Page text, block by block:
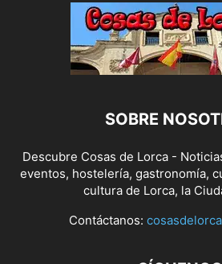
SOBRE
Descubre Cosas de Lorca -
eventos, hostelería, gastronomía,
cultura de Lorca, la
Contáctanos: